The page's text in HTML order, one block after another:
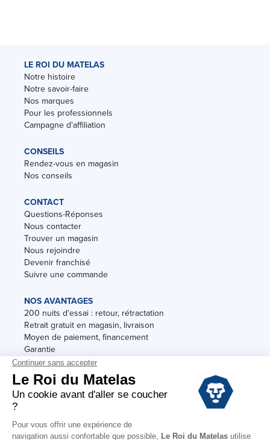
LE ROI DU MATELAS
Notre histoire
Notre savoir-faire
Nos marques
Pour les professionnels
Campagne d'affiliation
CONSEILS
Rendez-vous en magasin
Nos conseils
CONTACT
Questions-Réponses
Nous contacter
Trouver un magasin
Nous rejoindre
Devenir franchisé
Suivre une commande
NOS AVANTAGES
200 nuits d'essai : retour, rétractation
Retrait gratuit en magasin, livraison
Moyen de paiement, financement
Garantie
Conditions des offres
Soldes